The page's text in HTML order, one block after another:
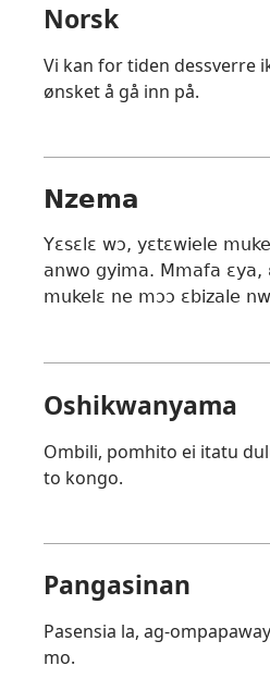
Norsk
Vi kan for tiden dessverre
ønsket å gå inn på.
Nzema
Yɛsɛlɛ wɔ, yɛtɛwiele
anwo gyima. Mmafa ɛya,
mukelɛ ne mɔɔ ɛbizale
Oshikwanyama
Ombili, pomhito ei itatu
to kongo.
Pangasinan
Pasensia la, ag-
mo.